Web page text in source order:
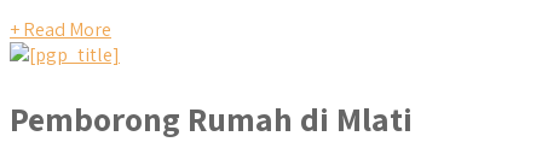
+ Read More
Pemborong Rumah di Mlati